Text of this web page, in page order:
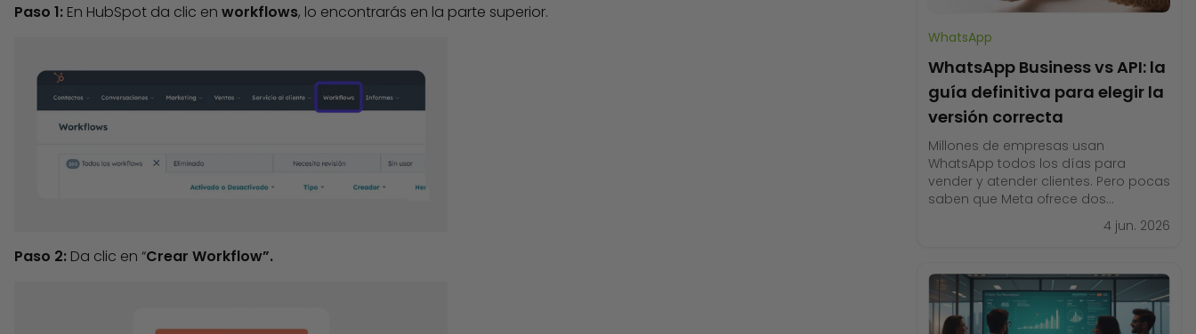
Paso 1: En HubSpot da clic en workflows, lo encontrarás en la parte superior.
Paso 2: Da clic en “Crear Workflow”.
WhatsApp
WhatsApp Business vs API: la
guía definitiva para elegir la
versión correcta
Millones de empresas usan
WhatsApp todos los días para
vender y atender clientes. Pero pocas
saben que Meta ofrece dos
versiones muy distintas para hacerlo:
la aplicación WhatsApp Business y la
versión equivocada puede costarte
ventas, tiempo y oportunidades de
crecimiento. En esta guía vas a
entender qué hace cada
4 jun. 2026